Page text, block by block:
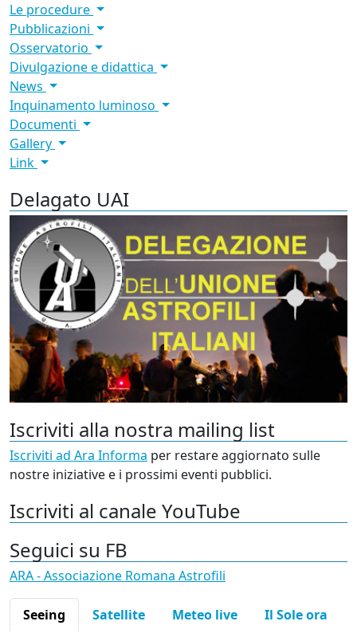
Le procedure
Pubblicazioni
Osservatorio
Divulgazione e didattica
News
Inquinamento luminoso
Documenti
Gallery
Link
Delagato UAI
Iscriviti alla nostra mailing list
Iscriviti ad Ara Informa per restare aggiornato sulle
nostre iniziative e i prossimi eventi pubblici.
Iscriviti al canale YouTube
Seguici su FB
ARA - Associazione Romana Astrofili
Seeing Satellite Meteo live
Il Sole ora